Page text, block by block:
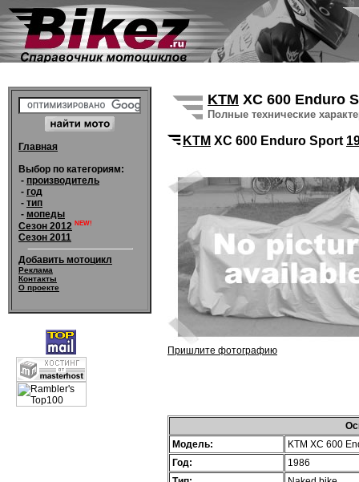
Главная
Выбор по категориям:
- производитель
- год
- тип
- мопеды
Сезон 2012 NEW!
Сезон 2011
Добавить мотоцикл
Реклама
Контакты
О проекте
KTM XC 600 Enduro
Полные технические
KTM XC 600 Enduro Sport
Пришлите фотографию
Модель:
KTM XC 600
Год:
1986